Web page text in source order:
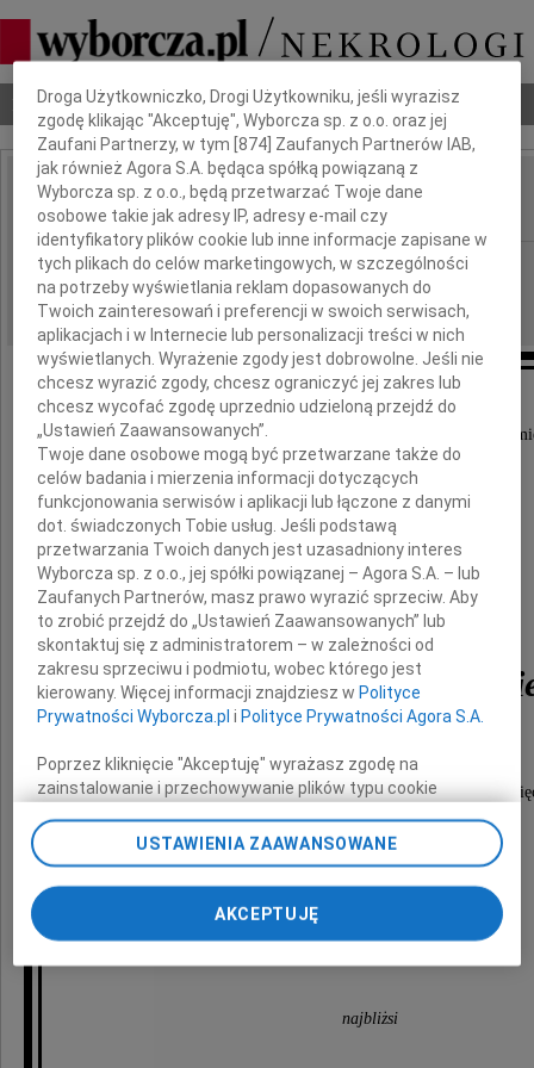
Nekrologi Odeszli Poradnik pogrzebowy
IMIĘ I NAZWISKO: Grzegorz Szymanowski
REGION: cała Polska
DATA EMISJI: 15.05.2026
Dnia 13 maja br. roku minęła dziesiąta rocznica
naszego ukochanego Męża, Taty i Dziadka
ŚP
Grzegorza
Na zawsze pozostaniesz w naszych sercach i
Z miłością i wdzięcznością
najbliżsi
Dbamy o Twoją prywatność
Droga Użytkowniczko, Drogi Użytkowniku, jeśli wyrazisz
zgodę klikając "Akceptuję", Wyborcza sp. z o.o. oraz jej
Zaufani Partnerzy, w tym [874 ] Zaufanych Partnerów IAB,
jak również Agora S.A. będąca spółką powiązaną z
Wyborcza sp. z o.o., będą przetwarzać Twoje dane
osobowe takie jak adresy IP, adresy e-mail czy
identyfikatory plików cookie lub inne informacje zapisane w
tych plikach do celów marketingowych, w szczególności
na potrzeby wyświetlania reklam dopasowanych do
Twoich zainteresowań i preferencji w swoich serwisach,
aplikacjach i w Internecie lub personalizacji treści w nich
wyświetlanych. Wyrażenie zgody jest dobrowolne. Jeśli nie
chcesz wyrazić zgody, chcesz ograniczyć jej zakres lub
chcesz wycofać zgodę uprzednio udzieloną przejdź do
„Ustawień Zaawansowanych”.
Twoje dane osobowe mogą być przetwarzane także do
celów badania i mierzenia informacji dotyczących
funkcjonowania serwisów i aplikacji lub łączone z danymi
dot. świadczonych Tobie usług. Jeśli podstawą
przetwarzania Twoich danych jest uzasadniony interes
Wyborcza sp. z o.o., jej spółki powiązanej – Agora S.A. – lub
Zaufanych Partnerów, masz prawo wyrazić sprzeciw. Aby
to zrobić przejdź do „Ustawień Zaawansowanych” lub
skontaktuj się z administratorem – w zależności od
zakresu sprzeciwu i podmiotu, wobec którego jest
kierowany. Więcej informacji znajdziesz w Polityce
Prywatności Wyborcza.pl i Polityce Prywatności Agora S.A.
Poprzez kliknięcie "Akceptuję" wyrażasz zgodę na
zainstalowanie i przechowywanie plików typu cookie
na Twoim urządzeniu końcowym. Możesz też w każdej
chwili zmienić swoje preferencje dot. plików cookie,
ponownie wywołując narzędzie do zarządzania Twoimi
preferencjami dot. przetwarzania danych poprzez
odnośnik „Ustawienia prywatności” w stopce serwisu i
USTAWIENIA ZAAWANSOWANE
AKCEPTUJĘ